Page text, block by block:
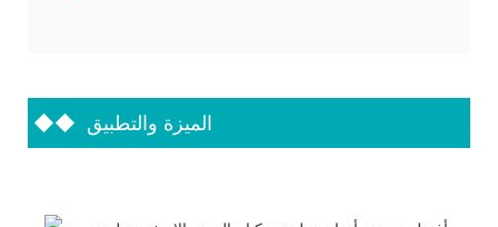
◆◆ الميزة والتطبيق